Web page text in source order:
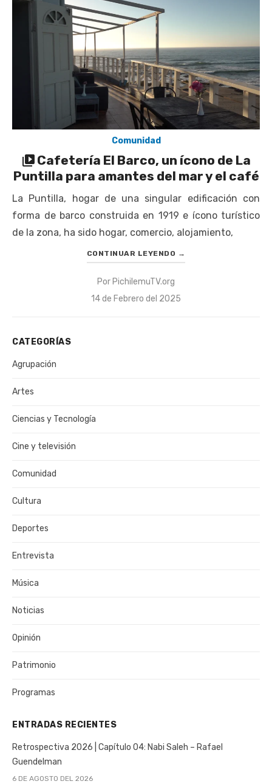
Retrospectiva 2026 | Capítulo 03: lessons on flight – Cecilia
Araneda
Cantor Popular Raúl Acevedo celebra 50 años de carrera en
Cóctel de Sábado: Sistema frontal en Pichilemu junto al
alcalde Roberto Córdova
UOH y Municipalidad de Machalí suscriben convenio para
esterilización de mascotas
Comunidad
Cafetería El Barco, un ícono de La
Puntilla para amantes del mar y el café
La Puntilla, hogar de una singular edificación con
forma de barco construida en 1919 e ícono turístico
de la zona, ha sido hogar, comercio, alojamiento,
CONTINUAR LEYENDO →
Por PichilemuTV.org
Publicado
14 de Febrero del 2025
CATEGORÍAS
Agrupación
Artes
Ciencias y Tecnología
Cine y televisión
Comunidad
Cultura
Deportes
Entrevista
Música
Noticias
Opinión
Patrimonio
Programas
ENTRADAS RECIENTES
Retrospectiva 2026 | Capítulo 04: Nabi Saleh – Rafael
Guendelman
6 DE AGOSTO DEL 2026